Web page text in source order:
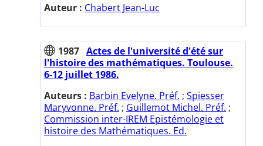
Auteur : Chabert Jean-Luc
1987 Actes de l'université d'été sur
l'histoire des mathématiques. Toulouse.
6-12 juillet 1986.
Auteurs : Barbin Evelyne. Préf. ; Spiesser
Maryvonne. Préf. ; Guillemot Michel. Préf. ;
Commission inter-IREM Epistémologie et
histoire des Mathématiques. Ed.